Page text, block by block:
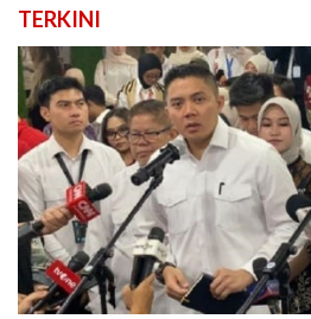
TERKINI